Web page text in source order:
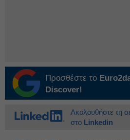
Προσθέστε το
Discover!
Ακολουθήστε τη
στο Linkedin